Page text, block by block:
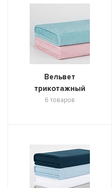
Вельвет
трикотажный
6 товаров